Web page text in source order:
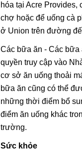
hóa tại Acre Provides,
chợ hoặc để uống cà
ở Union trên đường
Các bữa ăn - Các bữa
quyền truy cập vào
cơ sở ăn uống thoải
bữa ăn cũng có thể
những thời điểm bổ
điểm ăn uống khác
trường.
Sức khỏe